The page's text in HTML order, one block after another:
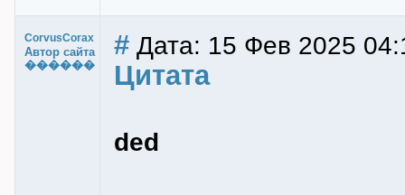
CorvusCorax
Автор сайта
������
# Дата: 15 Фев 2025
Цитата
ded